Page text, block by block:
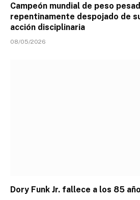
Campeón mundial de peso
repentinamente despojado de
acción disciplinaria
08/05/2026
Dory Funk Jr. fallece a los 85